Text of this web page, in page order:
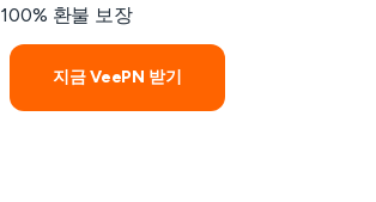
100% 환불 보장
지금 VeePN 받기